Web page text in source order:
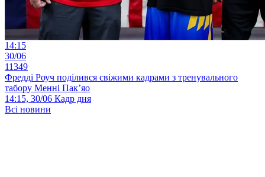
14:15
30/06
11349
Фредді Роуч поділився свіжими кадрами з тренувального
табору Менні Пак’яо
14:15, 30/06 Кадр дня
Всі новини